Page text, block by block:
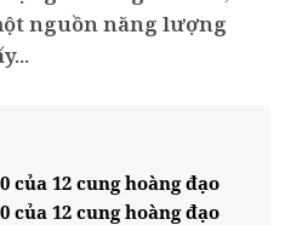
nguồn năng lượng
của 12 cung hoàng đạo
của 12 cung hoàng đạo